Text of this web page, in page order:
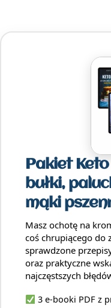
Pakiet Keto
bułki,
mąki
Masz ochotę na
coś chrupiącego do
sprawdzone
oraz praktyczne
najczęstszych
3 e-booki PDF z